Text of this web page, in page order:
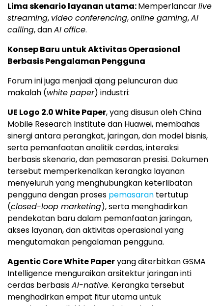
Lima skenario layanan utama:Memperlancarlive
streaming, video conferencing,online gaming,AI
calling, danAI office.
Konsep Baru untuk Aktivitas Operasional
Berbasis Pengalaman Pengguna
Forum ini juga menjadi ajang peluncuran dua
makalah (white paper) industri:
UE Logo 2.0 White Paper, yang disusun oleh China
Mobile Research Institute dan Huawei, membahas
sinergi antara perangkat, jaringan, dan model bisnis,
serta pemanfaatan analitik cerdas, interaksi
berbasis skenario, dan pemasaran presisi. Dokumen
tersebut memperkenalkan kerangka layanan
menyeluruh yang menghubungkan keterlibatan
pengguna dengan proses pemasaran tertutup
(closed-loop marketing), serta menghadirkan
pendekatan baru dalam pemanfaatan jaringan,
akses layanan, dan aktivitas operasional yang
mengutamakan pengalaman pengguna.
Agentic Core White Paperyang diterbitkan GSMA
Intelligence menguraikan arsitektur jaringan inti
cerdas berbasisAI-native. Kerangka tersebut
menghadirkan empat fitur utama untuk